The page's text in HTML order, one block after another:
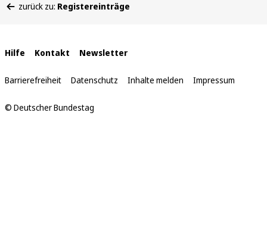
befinden
zurück zu: Registereinträge
Interne
Links
Hilfe Kontakt Newsletter
Barrierefreiheit Datenschutz Inhalte melden Impressum
© Deutscher Bundestag